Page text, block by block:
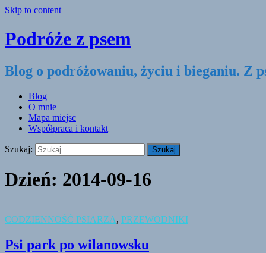
Skip to content
Podróże z psem
Blog o podróżowaniu, życiu i bieganiu. Z
Blog
O mnie
Mapa miejsc
Współpraca i kontakt
Szukaj:
Dzień: 2014-09-16
CODZIENNOŚĆ PSIARZA, PRZEWODNIKI
Psi park po wilanowsku